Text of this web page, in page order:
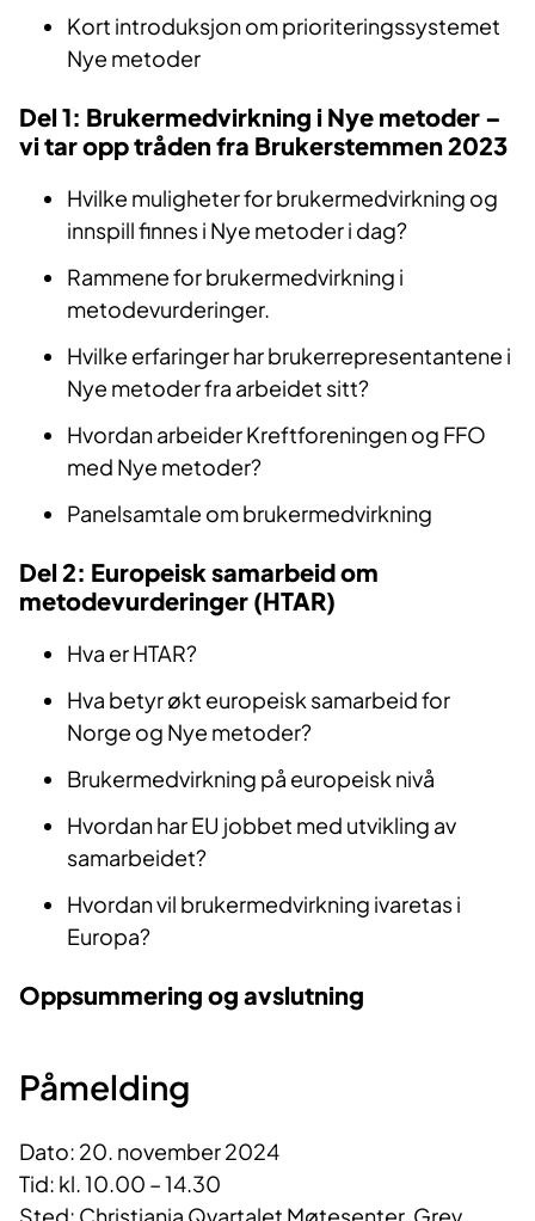
Kort introduksjon om prioriteringssystemet
Nye metoder
Del 1: Brukermedvirkning i Nye metoder –
vi tar opp tråden fra Brukerstemmen 2023
Hvilke muligheter for brukermedvirkning og
innspill finnes i Nye metoder i dag?
Rammene for brukermedvirkning i
metodevurderinger.
Hvilke erfaringer har brukerrepresentantene i
Nye metoder fra arbeidet sitt?
Hvordan arbeider Kreftforeningen og FFO
med Nye metoder?
Panelsamtale om brukermedvirkning
Del 2: Europeisk samarbeid om
metodevurderinger (HTAR)
Hva er HTAR?
Hva betyr økt europeisk samarbeid for
Norge og Nye metoder?
Brukermedvirkning på europeisk nivå
Hvordan har EU jobbet med utvikling av
samarbeidet?
Hvordan vil brukermedvirkning ivaretas i
Europa?
Oppsummering og avslutning
Påmelding
Dato: 20. november 2024
Tid: kl. 10.00 – 14.30